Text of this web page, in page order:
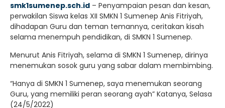
smk1sumenep.sch.id – Penyampaian pesan dan kesan,
perwakilan Siswa kelas XII SMKN 1 Sumenep Anis Fitriyah,
dihadapan Guru dan teman temannya, ceritakan kisah
selama menempuh pendidikan, di SMKN 1 Sumenep.
Menurut Anis Fitriyah, selama di SMKN 1 Sumenep, dirinya
menemukan sosok guru yang sabar dalam membimbing.
“Hanya di SMKN 1 Sumenep, saya menemukan seorang
Guru, yang memiliki peran seorang ayah” Katanya, Selasa
(24/5/2022)